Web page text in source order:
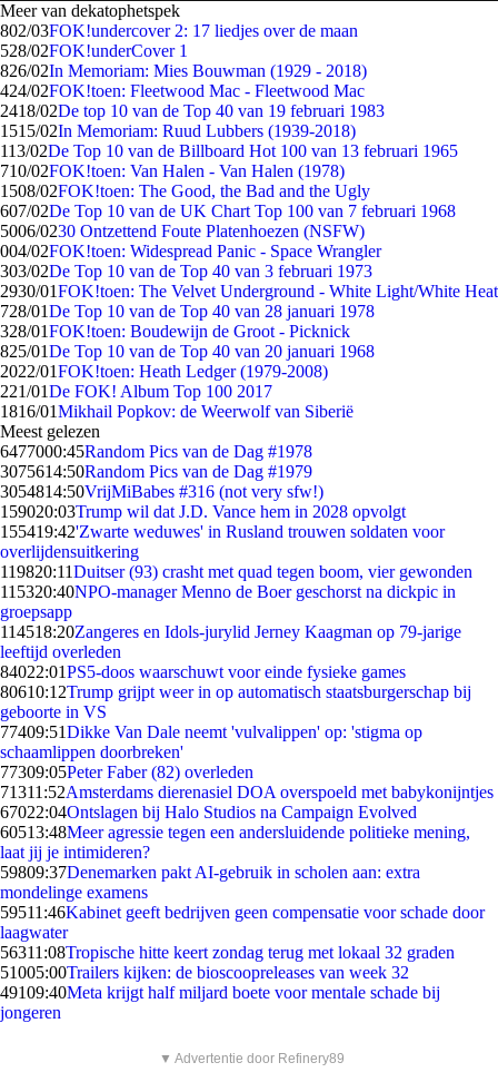
Meer van dekatophetspek
802/03FOK!undercover 2: 17 liedjes over de maan
528/02FOK!underCover 1
826/02In Memoriam: Mies Bouwman (1929 - 2018)
424/02FOK!toen: Fleetwood Mac - Fleetwood Mac
2418/02De top 10 van de Top 40 van 19 februari 1983
1515/02In Memoriam: Ruud Lubbers (1939-2018)
113/02De Top 10 van de Billboard Hot 100 van 13 februari 1965
710/02FOK!toen: Van Halen - Van Halen (1978)
1508/02FOK!toen: The Good, the Bad and the Ugly
607/02De Top 10 van de UK Chart Top 100 van 7 februari 1968
5006/0230 Ontzettend Foute Platenhoezen (NSFW)
004/02FOK!toen: Widespread Panic - Space Wrangler
303/02De Top 10 van de Top 40 van 3 februari 1973
2930/01FOK!toen: The Velvet Underground - White Light/White Heat
728/01De Top 10 van de Top 40 van 28 januari 1978
328/01FOK!toen: Boudewijn de Groot - Picknick
825/01De Top 10 van de Top 40 van 20 januari 1968
2022/01FOK!toen: Heath Ledger (1979-2008)
221/01De FOK! Album Top 100 2017
1816/01Mikhail Popkov: de Weerwolf van Siberië
Meest gelezen
6477000:45Random Pics van de Dag #1978
3075614:50Random Pics van de Dag #1979
3054814:50VrijMiBabes #316 (not very sfw!)
159020:03Trump wil dat J.D. Vance hem in 2028 opvolgt
155419:42'Zwarte weduwes' in Rusland trouwen soldaten voor
overlijdensuitkering
119820:11Duitser (93) crasht met quad tegen boom, vier gewonden
115320:40NPO-manager Menno de Boer geschorst na dickpic in
groepsapp
114518:20Zangeres en Idols-jurylid Jerney Kaagman op 79-jarige
leeftijd overleden
84022:01PS5-doos waarschuwt voor einde fysieke games
80610:12Trump grijpt weer in op automatisch staatsburgerschap bij
geboorte in VS
77409:51Dikke Van Dale neemt 'vulvalippen' op: 'stigma op
schaamlippen doorbreken'
77309:05Peter Faber (82) overleden
71311:52Amsterdams dierenasiel DOA overspoeld met babykonijntjes
67022:04Ontslagen bij Halo Studios na Campaign Evolved
60513:48Meer agressie tegen een andersluidende politieke mening,
laat jij je intimideren?
59809:37Denemarken pakt AI-gebruik in scholen aan: extra
mondelinge examens
59511:46Kabinet geeft bedrijven geen compensatie voor schade door
laagwater
56311:08Tropische hitte keert zondag terug met lokaal 32 graden
51005:00Trailers kijken: de bioscoopreleases van week 32
49109:40Meta krijgt half miljard boete voor mentale schade bij
jongeren
▼ Advertentie door Refinery89